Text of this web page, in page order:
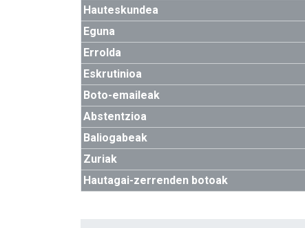
Hauteskundea
Eguna
Errolda
Eskrutinioa
Boto-emaileak
Abstentzioa
Baliogabeak
Zuriak
Hautagai-zerrenden botoak